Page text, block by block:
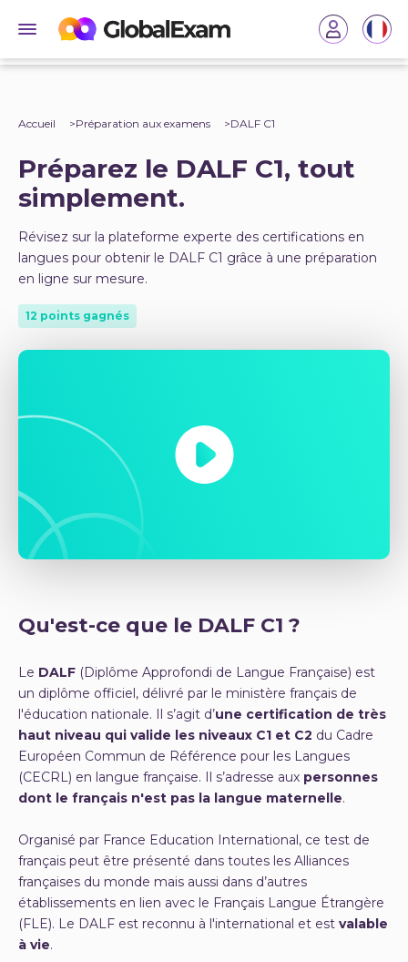
Accueil Préparation aux examens DALF C1
Préparez le DALF C1, tout
simplement.
Révisez sur la plateforme experte des certifications en
langues pour obtenir le DALF C1 grâce à une préparation
en ligne sur mesure.
12 points gagnés
Qu'est-ce que le DALF C1 ?
Le DALF (Diplôme Approfondi de Langue Française) est
un diplôme officiel, délivré par le ministère français de
l'éducation nationale. Il s’agit d’une certification de très
haut niveau qui valide les niveaux C1 et C2 du Cadre
Européen Commun de Référence pour les Langues
(CECRL) en langue française. Il s’adresse aux personnes
dont le français n'est pas la langue maternelle.
Organisé par France Education International, ce test de
français peut être présenté dans toutes les Alliances
françaises du monde mais aussi dans d’autres
établissements en lien avec le Français Langue Étrangère
(FLE). Le DALF est reconnu à l'international et est valable
à vie.